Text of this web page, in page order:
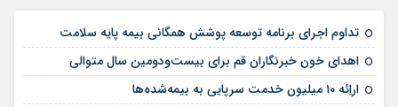
تداوم اجرای برنامه توسعه پوشش همگانی بیمه پایه سلامت
اهدای خون خبرنگاران قم برای بیست‌ودومین سال متوالی
اراِئه ۱۰ میلیون خدمت سرپایی به بیمه‌شده‌ها